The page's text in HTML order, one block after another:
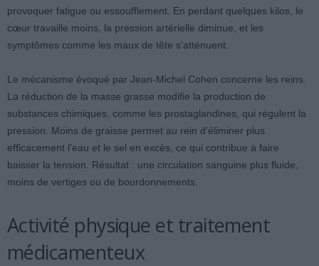
provoquer fatigue ou essoufflement. En perdant quelques kilos, le
cœur travaille moins, la pression artérielle diminue, et les
symptômes comme les maux de tête s’atténuent.
Le mécanisme évoqué par Jean-Michel Cohen concerne les reins.
La réduction de la masse grasse modifie la production de
substances chimiques, comme les prostaglandines, qui régulent la
pression. Moins de graisse permet au rein d’éliminer plus
efficacement l’eau et le sel en excès, ce qui contribue à faire
baisser la tension. Résultat : une circulation sanguine plus fluide,
moins de vertiges ou de bourdonnements.
Activité physique et traitement
médicamenteux